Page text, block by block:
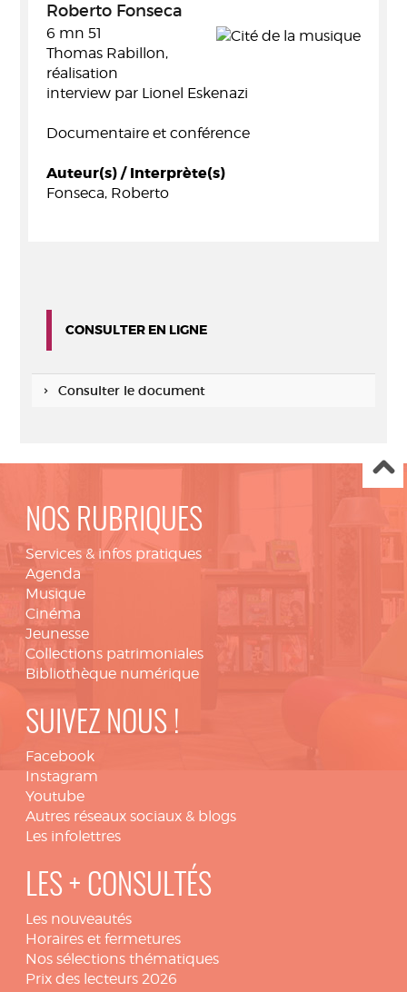
Roberto Fonseca
6 mn 51
Thomas Rabillon,
réalisation
interview par Lionel Eskenazi
Documentaire et conférence
Auteur(s) / Interprète(s)
Fonseca, Roberto
CONSULTER EN LIGNE
Consulter le document
NOS RUBRIQUES
Services & infos pratiques
Agenda
Musique
Cinéma
Jeunesse
Collections patrimoniales
Bibliothèque numérique
SUIVEZ NOUS !
Facebook
Instagram
Youtube
Autres réseaux sociaux & blogs
Les infolettres
LES + CONSULTÉS
Les nouveautés
Horaires et fermetures
Nos sélections thématiques
Prix des lecteurs 2026